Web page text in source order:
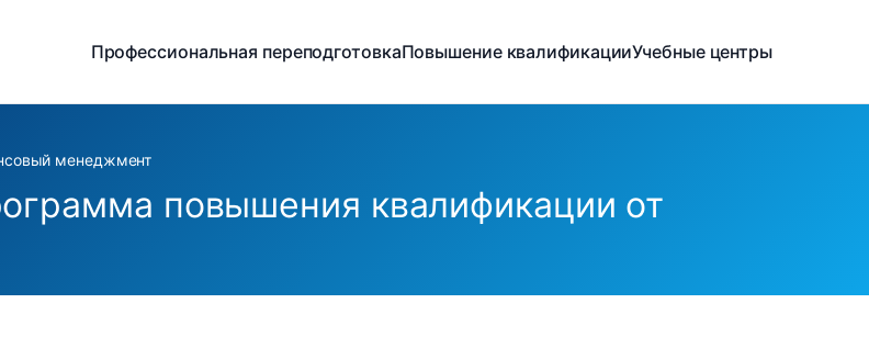
Профессиональная переподготовкаПовышение квалификацииУчебные центры
менеджмент
повышения квалификации от